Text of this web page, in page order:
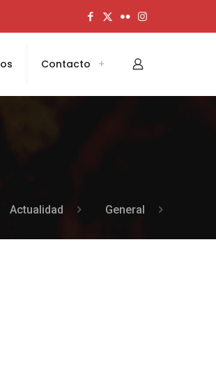
Contacto
Actualidad General